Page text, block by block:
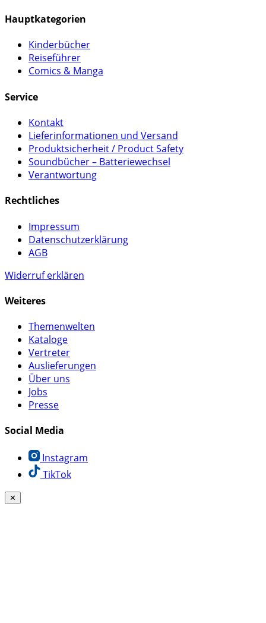
Hauptkategorien
Kinderbücher
Reiseführer
Comics & Manga
Service
Kontakt
Lieferinformationen und Versand
Produktsicherheit / Product Safety
Soundbücher – Batteriewechsel
Verantwortung
Rechtliches
Impressum
Datenschutzerklärung
AGB
Widerruf erklären
Weiteres
Themenwelten
Kataloge
Vertreter
Auslieferungen
Über uns
Jobs
Presse
Social Media
Instagram
TikTok
✕